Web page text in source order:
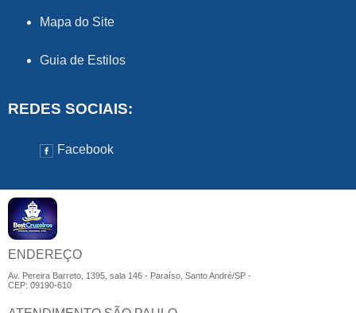
Mapa do Site
Guia de Estilos
REDES SOCIAIS:
Facebook
ENDEREÇO
Av. Pereira Barreto, 1395, sala 146 - Paraíso, Santo André/SP -
CEP: 09190-610